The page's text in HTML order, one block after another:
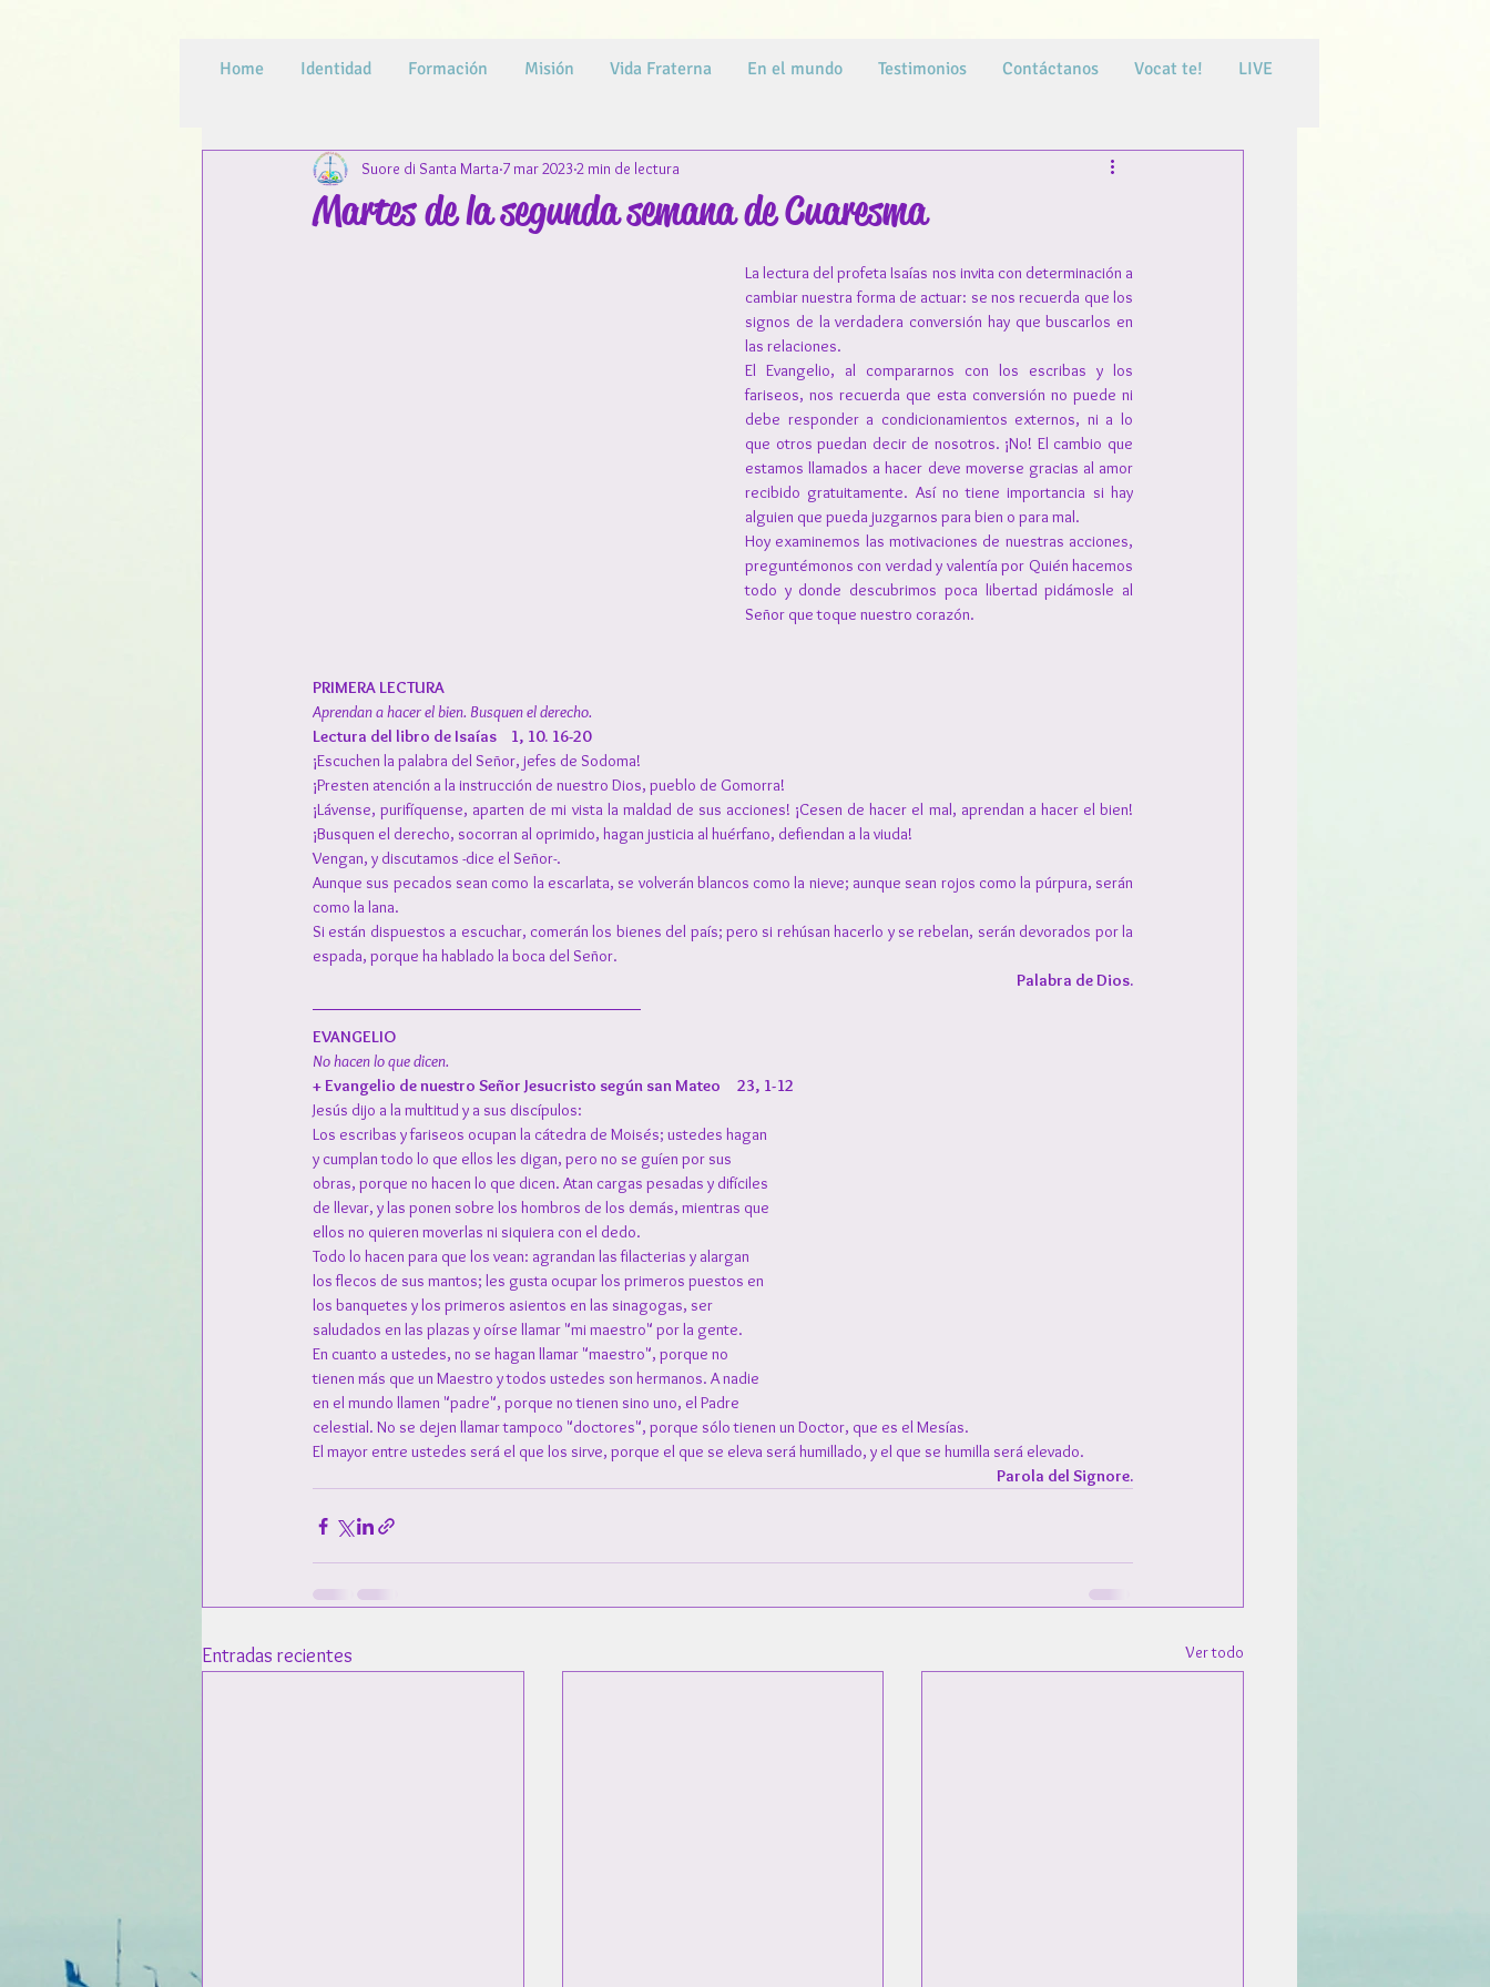
Home Identidad Formación Misión Vida Fraterna En el mundo Testimonios Contáctanos Vocat te! LIVE
Martes de la segunda semana de Cuaresma
Suore di Santa Marta 7 mar 2023 2 min de lectura
La lectura del profeta Isaías nos invita con determinación a
cambiar nuestra forma de actuar: se nos recuerda que los
signos de la verdadera conversión hay que buscarlos en
las relaciones.
El Evangelio, al compararnos con los escribas y los
fariseos, nos recuerda que esta conversión no puede ni
debe responder a condicionamientos externos, ni a lo
que otros puedan decir de nosotros. ¡No! El cambio que
estamos llamados a hacer deve moverse gracias al amor
recibido gratuitamente. Así no tiene importancia si hay
alguien que pueda juzgarnos para bien o para mal.
Hoy examinemos las motivaciones de nuestras acciones,
preguntémonos con verdad y valentía por Quién hacemos
todo y donde descubrimos poca libertad pidámosle al
Señor que toque nuestro corazón.
PRIMERA LECTURA
Aprendan a hacer el bien. Busquen el derecho.
Lectura del libro de Isaías    1, 10. 16-20
¡Escuchen la palabra del Señor, jefes de Sodoma!
¡Presten atención a la instrucción de nuestro Dios, pueblo de Gomorra!
¡Lávense, purifíquense, aparten de mi vista la maldad de sus acciones! ¡Cesen de hacer el mal, aprendan a hacer el bien!
¡Busquen el derecho, socorran al oprimido, hagan justicia al huérfano, defiendan a la viuda!
Vengan, y discutamos -dice el Señor-.
Aunque sus pecados sean como la escarlata, se volverán blancos como la nieve; aunque sean rojos como la púrpura, serán
como la lana.
Si están dispuestos a escuchar, comerán los bienes del país; pero si rehúsan hacerlo y se rebelan, serán devorados por la
espada, porque ha hablado la boca del Señor.
Palabra de Dios.
EVANGELIO
No hacen lo que dicen.
+ Evangelio de nuestro Señor Jesucristo según san Mateo     23, 1-12
Jesús dijo a la multitud y a sus discípulos:
Los escribas y fariseos ocupan la cátedra de Moisés; ustedes hagan
y cumplan todo lo que ellos les digan, pero no se guíen por sus
obras, porque no hacen lo que dicen. Atan cargas pesadas y difíciles
de llevar, y las ponen sobre los hombros de los demás, mientras que
ellos no quieren moverlas ni siquiera con el dedo.
Todo lo hacen para que los vean: agrandan las filacterias y alargan
los flecos de sus mantos; les gusta ocupar los primeros puestos en
los banquetes y los primeros asientos en las sinagogas, ser
saludados en las plazas y oírse llamar "mi maestro" por la gente.
En cuanto a ustedes, no se hagan llamar "maestro", porque no
tienen más que un Maestro y todos ustedes son hermanos. A nadie
en el mundo llamen "padre", porque no tienen sino uno, el Padre
celestial. No se dejen llamar tampoco "doctores", porque sólo tienen un Doctor, que es el Mesías.
El mayor entre ustedes será el que los sirve, porque el que se eleva será humillado, y el que se humilla será elevado.
Parola del Signore.
Entradas recientes Ver todo